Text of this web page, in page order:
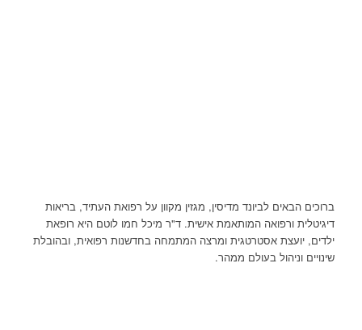
ברוכים הבאים לביונד מדיסין, מגזין מקוון על רפואת העתיד, בריאות
דיגיטלית ורפואה המותאמת אישית. ד"ר מיכל חמו לוטם היא רופאת
ילדים, יועצת אסטרטגית ומרצה המתמחה בחדשנות רפואית, ובהובלת
שינויים וניהול בעולם ממהר.